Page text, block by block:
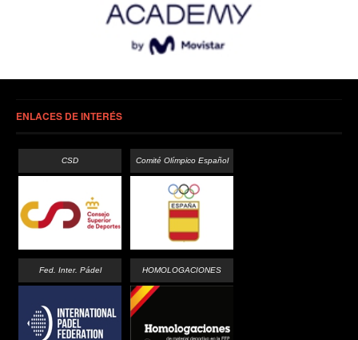
ENLACES DE INTERÉS
CSD Comité Olímpico Español
Fed. Inter. Pádel HOMOLOGACIONES